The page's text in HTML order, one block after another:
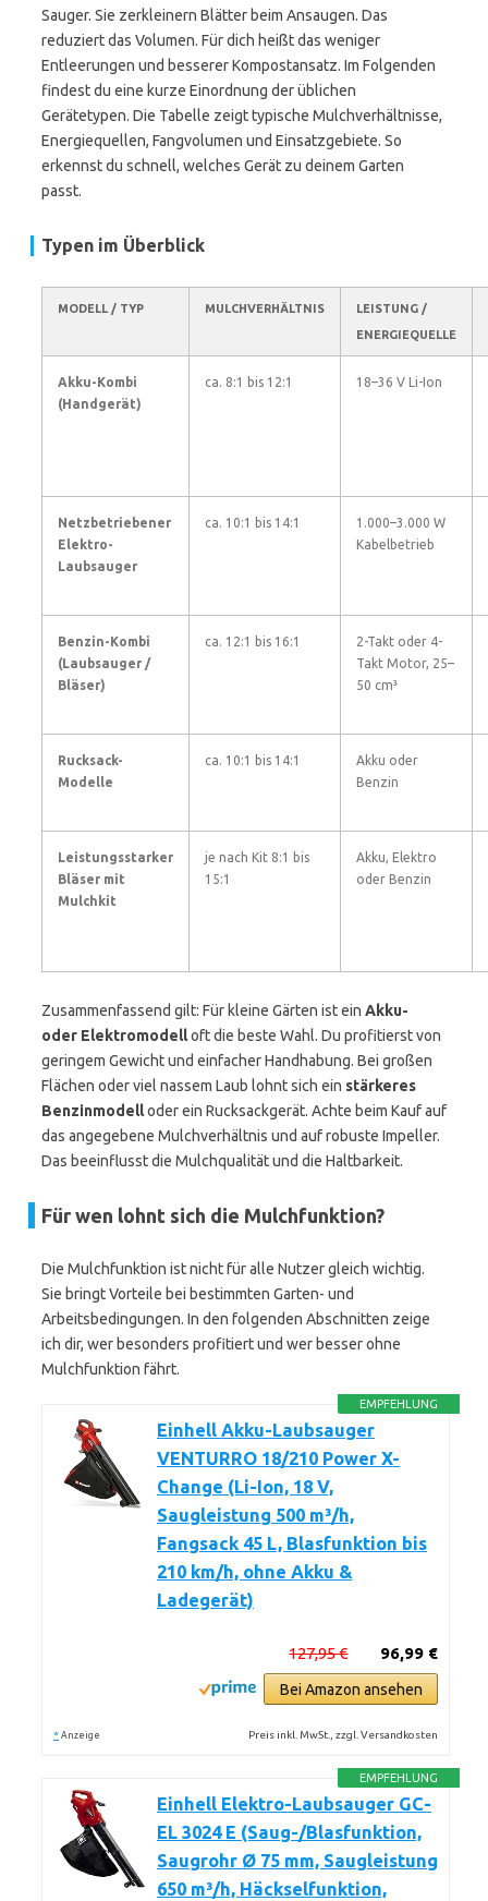
Sauger. Sie zerkleinern Blätter beim Ansaugen. Das
reduziert das Volumen. Für dich heißt das weniger
Entleerungen und besserer Kompostansatz. Im Folgenden
findest du eine kurze Einordnung der üblichen
Gerätetypen. Die Tabelle zeigt typische Mulchverhältnisse,
Energiequellen, Fangvolumen und Einsatzgebiete. So
erkennst du schnell, welches Gerät zu deinem Garten
passt.
Typen im Überblick
MODELL / TYP MULCHVERHÄLTNIS
LEISTUNG /
ENERGIEQUELLE
Akku-Kombi
(Handgerät)
ca. 8:1 bis 12:1 18–36 V Li-Ion
Netzbetriebener
Elektro-
Laubsauger
ca. 10:1 bis 14:1
1.000–3.000 W
Kabelbetrieb
Benzin-Kombi
(Laubsauger /
Bläser)
ca. 12:1 bis 16:1
2-Takt oder 4-
Takt Motor, 25–
50 cm³
Rucksack-
Modelle
ca. 10:1 bis 14:1
Akku oder
Benzin
Leistungsstarker
Bläser mit
Mulchkit
je nach Kit 8:1 bis
15:1
Akku, Elektro
oder Benzin
Zusammenfassend gilt: Für kleine Gärten ist ein Akku-
oder Elektromodelloft die beste Wahl. Du profitierst von
geringem Gewicht und einfacher Handhabung. Bei großen
Flächen oder viel nassem Laub lohnt sich ein stärkeres
Benzinmodelloder ein Rucksackgerät. Achte beim Kauf auf
das angegebene Mulchverhältnis und auf robuste Impeller.
Das beeinflusst die Mulchqualität und die Haltbarkeit.
Für wen lohnt sich die Mulchfunktion?
Die Mulchfunktion ist nicht für alle Nutzer gleich wichtig.
Sie bringt Vorteile bei bestimmten Garten- und
Arbeitsbedingungen. In den folgenden Abschnitten zeige
ich dir, wer besonders profitiert und wer besser ohne
Mulchfunktion fährt.
EMPFEHLUNG
Einhell Akku-Laubsauger
VENTURRO 18/210 Power X-
Change (Li-Ion, 18 V,
Saugleistung 500 m³/h,
Fangsack 45 L, Blasfunktion bis
210 km/h, ohne Akku &
Ladegerät)
96,99 €
127,95 €
Bei Amazon ansehen
* Anzeige Preis inkl. MwSt., zzgl. Versandkosten
EMPFEHLUNG
Einhell Elektro-Laubsauger GC-
EL 3024 E (Saug-/Blasfunktion,
Saugrohr Ø 75 mm, Saugleistung
650 m³/h, Häckselfunktion,